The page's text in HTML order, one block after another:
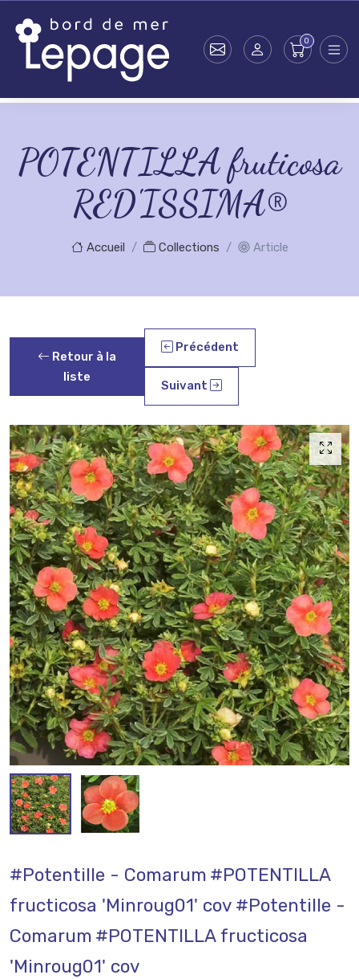
POTENTILLA fruticosa
RED'ISSIMA®
Accueil Collections Article
Retour à la
liste
Précédent
Suivant
#Potentille - Comarum #POTENTILLA
fructicosa 'Minroug01' cov #Potentille -
Comarum #POTENTILLA fructicosa
'Minroug01' cov